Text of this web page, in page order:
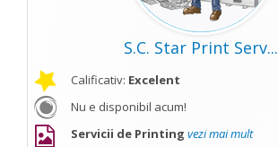
S.C. Star Print Serv...
Calificativ: Excelent
Nu e disponibil acum!
Servicii de Printing vezi mai mult